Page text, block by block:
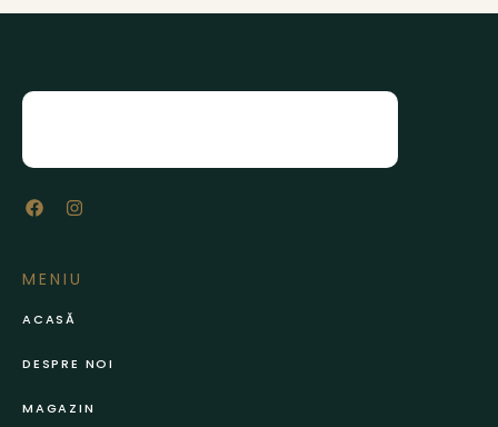
MENIU
ACASĂ
DESPRE NOI
MAGAZIN